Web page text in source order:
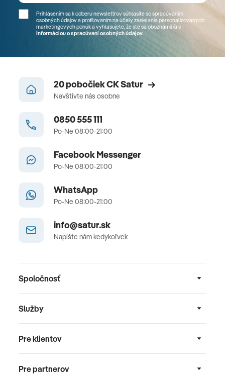
Prihlásením sa k odberu newslettrov súhlasíte so spracúvaním
osobných údajov a profilovaním na účely zasielania personalizovaných
marketingových ponúk a vyhlasujete, že ste sa oboznámil/a s
Informáciou o spracúvaní osobných údajov.
20 pobočiek CK Satur
Navštívte nás osobne
0850 555 111
Po-Ne 08:00-21:00
Facebook Messenger
Po-Ne 08:00-21:00
WhatsApp
Po-Ne 08:00-21:00
info@satur.sk
Napíšte nám kedykoľvek
Spoločnosť
Služby
Pre klientov
Pre partnerov